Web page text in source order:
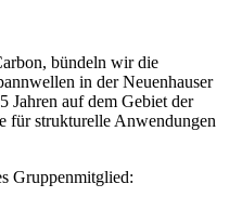
bündeln wir die
in der Neuenhauser
Jahren auf dem Gebiet der
für strukturelle Anwendungen
Gruppenmitglied: